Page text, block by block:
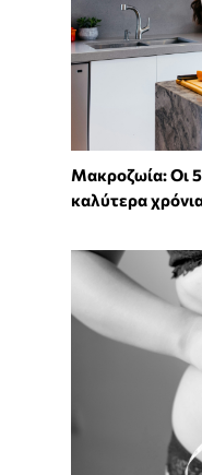
Mακροζωία: Οι
καλύτερα